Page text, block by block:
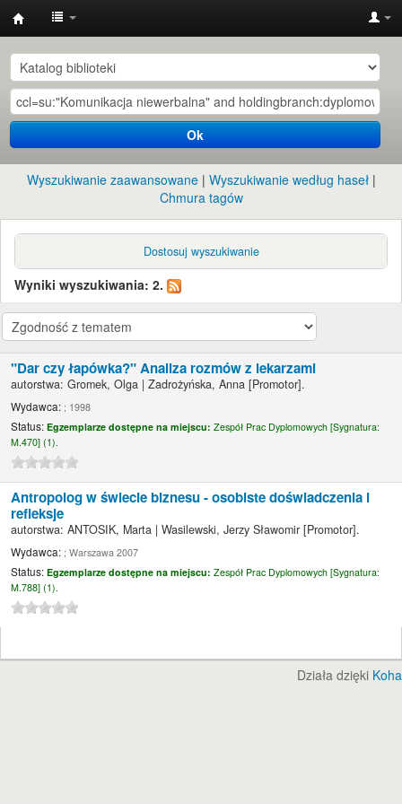
Instytut
Etnologii
i
Antropologii
Kulturowej
UW
Ok
Wyszukiwanie zaawansowane
Wyszukiwanie według haseł
Chmura tagów
Dostosuj wyszukiwanie
Wyniki wyszukiwania: 2.
"Dar czy łapówka?" Analiza rozmów z lekarzami
autorstwa:Gromek, Olga |Zadrożyńska, Anna [Promotor].
Wydawca: ; 1998
Status:Egzemplarze dostępne na miejscu:Zespół Prac Dyplomowych [Sygnatura:
M.470] (1).
Antropolog w świecie biznesu - osobiste doświadczenia i
refleksje
autorstwa:ANTOSIK, Marta |Wasilewski, Jerzy Sławomir [Promotor].
Wydawca: ; Warszawa 2007
Status:Egzemplarze dostępne na miejscu:Zespół Prac Dyplomowych [Sygnatura:
M.788] (1).
Działa dzięki Koha